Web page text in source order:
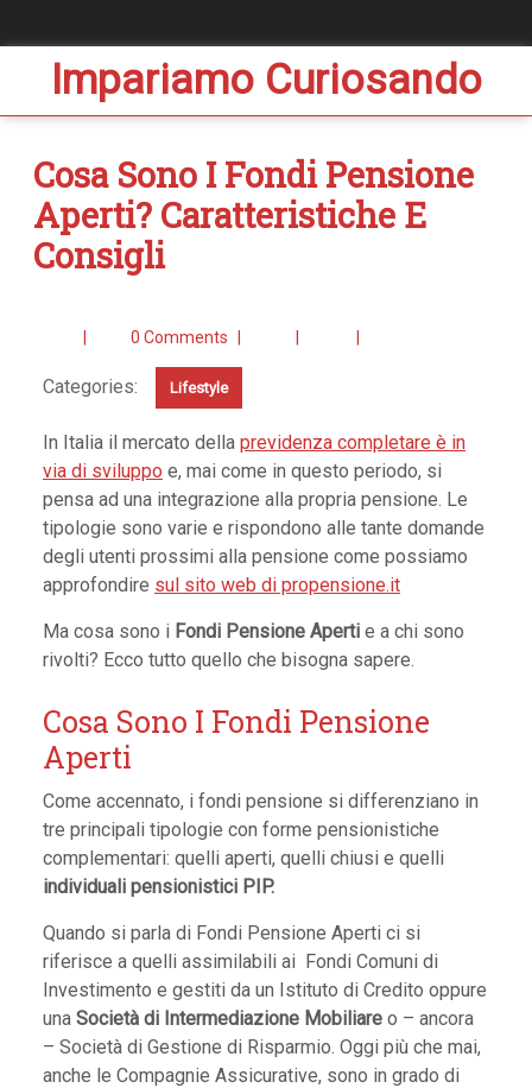
Impariamo Curiosando
Cosa Sono I Fondi Pensione
Aperti? Caratteristiche E
Consigli
0 Comments
Categories: Lifestyle
In Italia il mercato della previdenza completare è in
via di sviluppo e, mai come in questo periodo, si
pensa ad una integrazione alla propria pensione. Le
tipologie sono varie e rispondono alle tante domande
degli utenti prossimi alla pensione come possiamo
approfondire sul sito web di propensione.it
Ma cosa sono i Fondi Pensione Aperti e a chi sono
rivolti? Ecco tutto quello che bisogna sapere.
Cosa Sono I Fondi Pensione
Aperti
Come accennato, i fondi pensione si differenziano in
tre principali tipologie con forme pensionistiche
complementari: quelli aperti, quelli chiusi e quelli
individuali pensionistici PIP.
Quando si parla di Fondi Pensione Aperti ci si
riferisce a quelli assimilabili ai Fondi Comuni di
Investimento e gestiti da un Istituto di Credito oppure
una Società di Intermediazione Mobiliare o – ancora
– Società di Gestione di Risparmio. Oggi più che mai,
anche le Compagnie Assicurative, sono in grado di